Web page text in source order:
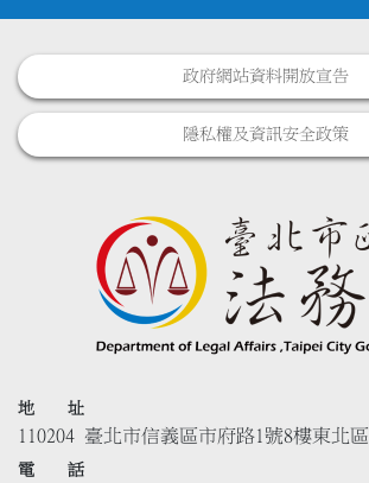
政府網站資料開放宣告
隱私權及資訊安全政策
地 址
110204 臺北市信義區市府路1號8樓東北區
電 話